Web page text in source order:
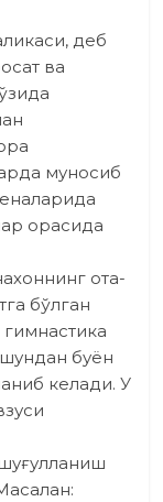
деб
ва
муносиб
орасида
ота-
бўлган
буён
келади. У